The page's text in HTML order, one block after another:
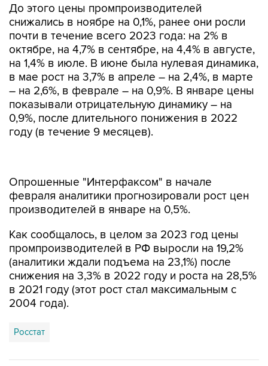
До этого цены промпроизводителей
снижались в ноябре на 0,1%, ранее они росли
почти в течение всего 2023 года: на 2% в
октябре, на 4,7% в сентябре, на 4,4% в августе,
на 1,4% в июле. В июне была нулевая динамика,
в мае рост на 3,7% в апреле – на 2,4%, в марте
– на 2,6%, в феврале – на 0,9%. В январе цены
показывали отрицательную динамику – на
0,9%, после длительного понижения в 2022
году (в течение 9 месяцев).
Опрошенные "Интерфаксом" в начале
февраля аналитики прогнозировали рост цен
производителей в январе на 0,5%.
Как сообщалось, в целом за 2023 год цены
промпроизводителей в РФ выросли на 19,2%
(аналитики ждали подъема на 23,1%) после
снижения на 3,3% в 2022 году и роста на 28,5%
в 2021 году (этот рост стал максимальным с
2004 года).
Росстат